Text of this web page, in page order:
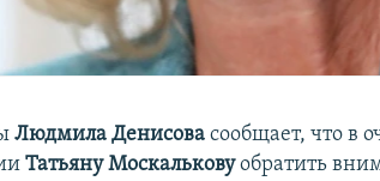
Людмила Денисова сообщает, что в
Татьяну Москальковуобратить